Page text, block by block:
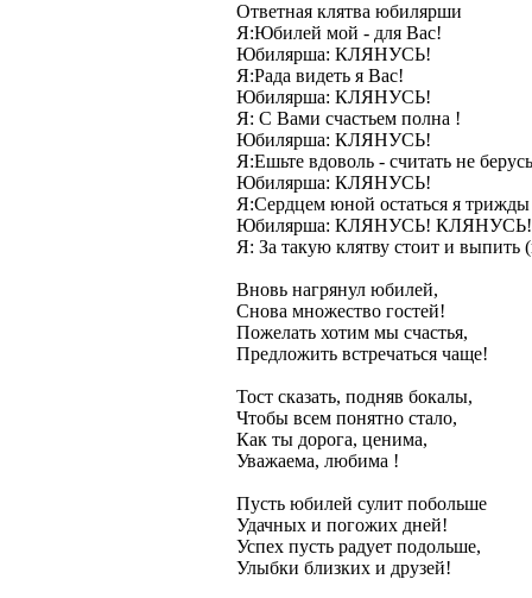
Ответная клятва юбилярши
Я:Юбилей мой - для Вас!
Юбилярша: КЛЯНУСЬ!
Я:Рада видеть я Вас!
Юбилярша: КЛЯНУСЬ!
Я: С Вами счастьем полна !
Юбилярша: КЛЯНУСЬ!
Я:Ешьте вдоволь - считать не
Юбилярша: КЛЯНУСЬ!
Я:Сердцем юной остаться я трижды
Юбилярша: КЛЯНУСЬ!
Я: За такую клятву стоит и выпить
Вновь нагрянул юбилей,
Снова множество гостей!
Пожелать хотим мы счастья,
Предложить встречаться чаще!
Тост сказать, подняв бокалы,
Чтобы всем понятно стало,
Как ты дорога, ценима,
Уважаема, любима !
Пусть юбилей сулит побольше
Удачных и погожих дней!
Успех пусть радует подольше,
Улыбки близких и друзей!